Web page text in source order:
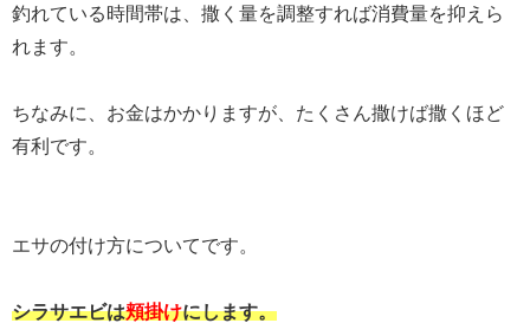
釣れている時間帯は、撒く量を調整すれば消費量を抑えら
れます。
ちなみに、お金はかかりますが、たくさん撒けば撒くほど
有利です。
エサの付け方についてです。
シラサエビは頬掛けにします。